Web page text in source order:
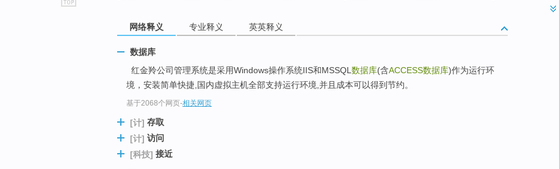
网络释义 专业释义 英英释义
数据库
红金羚公司管理系统是采用Windows操作系统IIS和MSSQL 数据库(含ACCESS数据库)作为运行环
境，安装简单快捷,国内虚拟主机全部支持运行环境,并且成本可以得到节约。
基于2068个网页-相关网页
[计] 存取
[计] 访问
[科技] 接近